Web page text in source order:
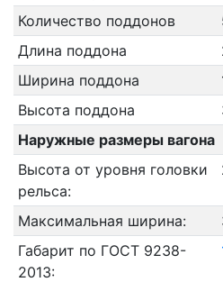
Количество поддонов
Длина поддона
Ширина поддона
Высота поддона
Наружные размеры вагона
Высота от уровня головки
рельса:
Максимальная ширина:
Габарит по ГОСТ 9238-
2013: